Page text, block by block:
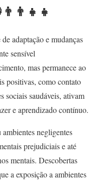
adaptação e mudanças
sensível
mas permanece ao
positivas, como contato
sociais saudáveis, ativam
e aprendizado contínuo.
negligentes
prejudiciais e até
mentais. Descobertas
a exposição a ambientes